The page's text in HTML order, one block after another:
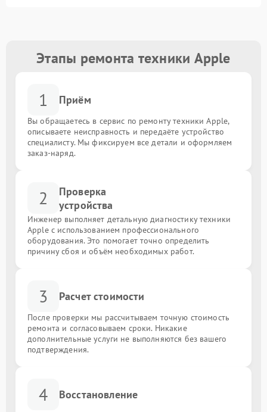
Этапы ремонта техники Apple
1 Приём
Вы обращаетесь в сервис по ремонту техники Apple,
описываете неисправность и передаёте устройство
специалисту. Мы фиксируем все детали и оформляем
заказ-наряд.
2
Проверка
устройства
Инженер выполняет детальную диагностику техники
Apple с использованием профессионального
оборудования. Это помогает точно определить
причину сбоя и объём необходимых работ.
3 Расчет стоимости
После проверки мы рассчитываем точную стоимость
ремонта и согласовываем сроки. Никакие
дополнительные услуги не выполняются без вашего
подтверждения.
4 Восстановление